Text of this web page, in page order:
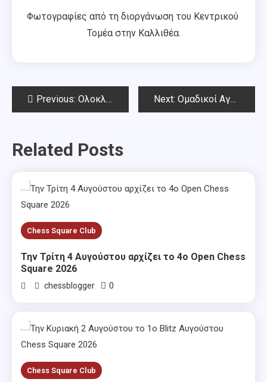
Φωτογραφίες από τη διοργάνωση του Κεντρικού
Τομέα στην Καλλιθέα.
PostPrevious: Ολοκληρώθηκε το 14o όπεν στη μνήμη Τριαντάφυλλου Σιαπέρα Next: Ομαδικοί Αγώνες Αττικής 18.3.2018
Related Posts
Chess Square Club
Την Τρίτη 4 Αυγούστου αρχίζει το 4ο Open Chess
Square 2026
chessblogger 0
Chess Square Club